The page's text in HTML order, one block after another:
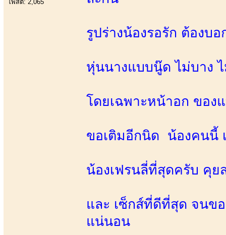
โพสต์: 2,065
รูปร่างน้องรอรัก ต้องบ
หุ่นนางแบบนู๊ด ไม่บาง
โดยเฉพาะหน้าอก ของ
ขอเติมอีกนิด น้องคนนี้
น้องเฟรนลี่ที่สุดครับ คุย
และ เซ็กส์ที่ดีที่สุด จนข
แน่นอน